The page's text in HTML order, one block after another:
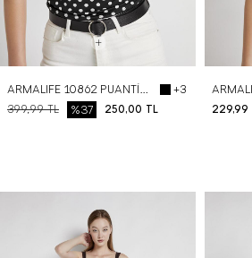
BEDEN SEÇ
ARMALIFE 10862 PUANTİYE BELDEN OTURTMALI KADIN T-SHIRT
+3
399,99TL 250,00 TL
%37
229,99